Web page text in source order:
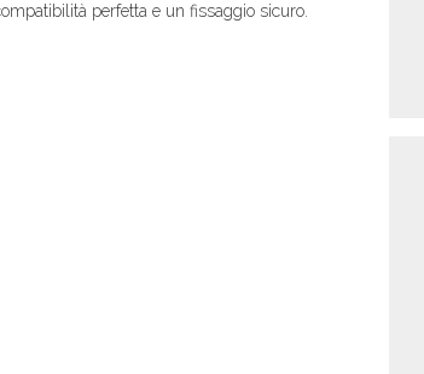
perfetta e un fissaggio sicuro.